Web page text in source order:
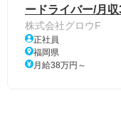
ードライバー/月
株式会社グロウF
正社員
福岡県
月給38万円～